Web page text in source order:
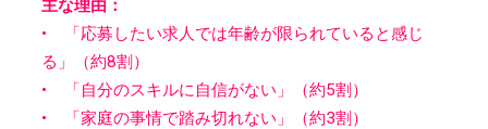
主な理由：
• 「応募したい求人では年齢が限られていると感じ
る」（約8割）
• 「自分のスキルに自信がない」（約5割）
• 「家庭の事情で踏み切れない」（約3割）